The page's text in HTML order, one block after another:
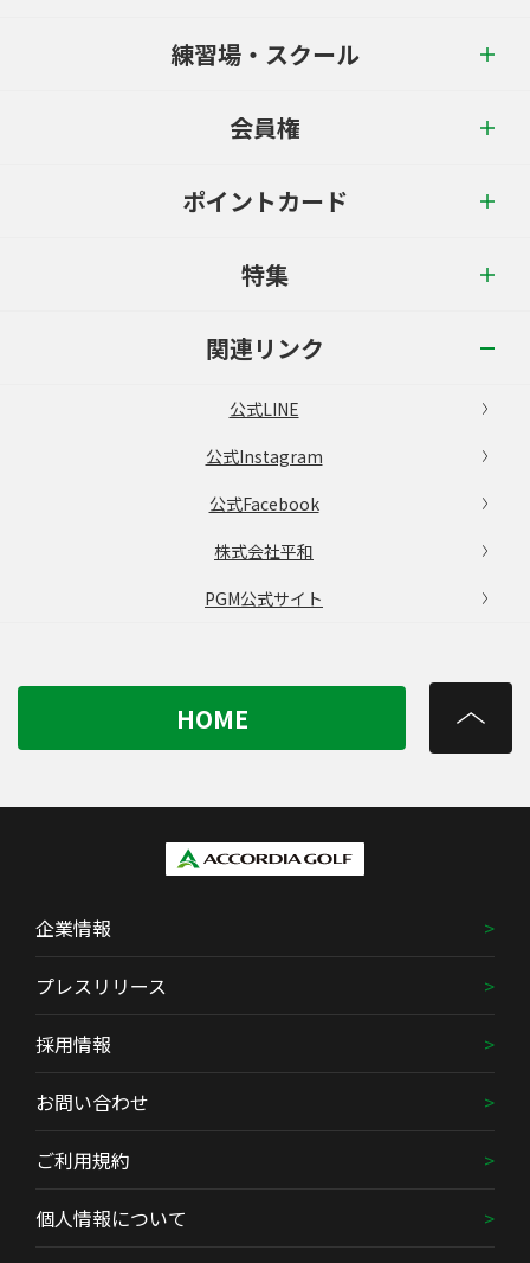
練習場・スクール
会員権
ポイントカード
特集
関連リンク
公式LINE
公式Instagram
公式Facebook
株式会社平和
PGM公式サイト
HOME
企業情報
プレスリリース
採用情報
お問い合わせ
ご利用規約
個人情報について